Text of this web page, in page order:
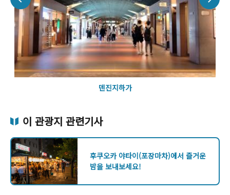
덴진지하가
이 관광지 관련기사
후쿠오카 야타이(포장마차)에서 즐거운
밤을 보내보세요!